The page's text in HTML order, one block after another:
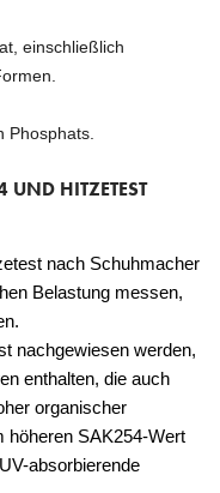
einschließlich
Phosphats.
HITZETEST
nach Schuhmacher
Belastung messen,
nachgewiesen werden,
enthalten, die auch
organischer
höheren SAK254-Wert
absorbierende